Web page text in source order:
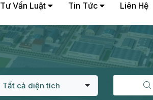
Tư Vấn Luật Tin Tức Liên Hệ
Tất cả diện tích